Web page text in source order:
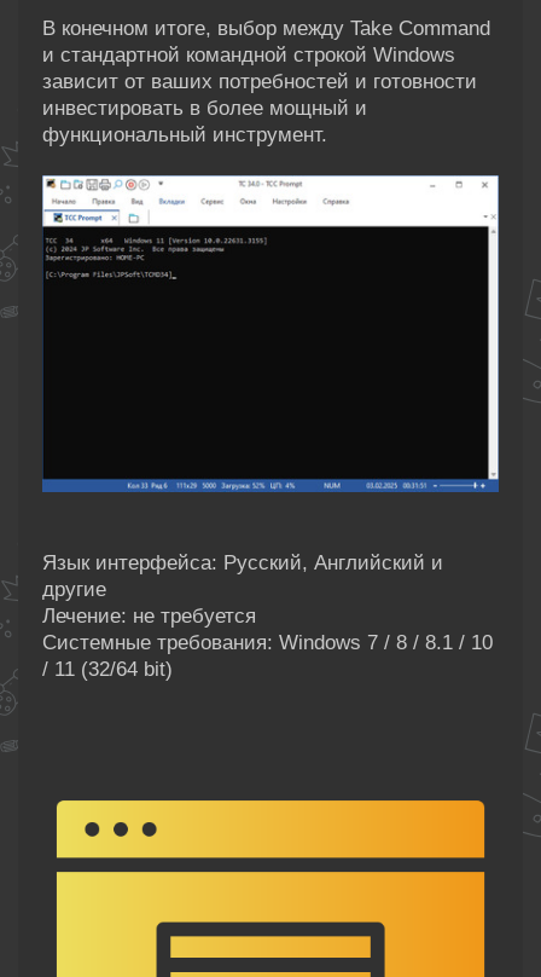
В конечном итоге, выбор между Take Command
и стандартной командной строкой Windows
зависит от ваших потребностей и готовности
инвестировать в более мощный и
функциональный инструмент.
Язык интерфейса: Русский, Английский и
другие
Лечение: не требуется
Системные требования: Windows 7 / 8 / 8.1 / 10
/ 11 (32/64 bit)